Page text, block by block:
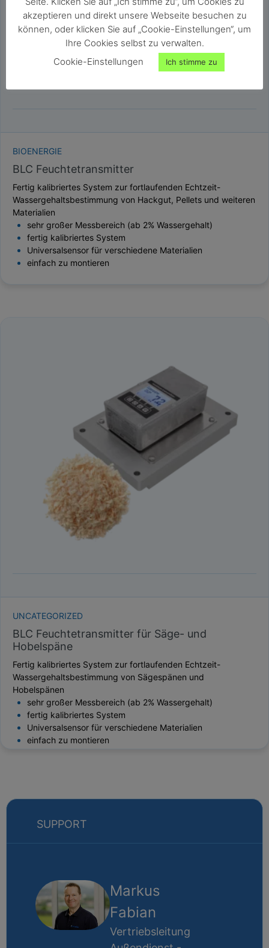
BIOENERGIE
BLC Feuchtetransmitter
Fertig kalibriertes System zur fortlaufenden Echtzeit-
Wassergehaltsbestimmung von Hackgut, Pellets und weiteren
Materialien
sehr großer Messbereich (ab 2% Wassergehalt)
fertig kalibriertes System
Universalsensor für verschiedene Materialien
einfach zu montieren
UNCATEGORIZED
BLC Feuchtetransmitter für Säge- und
Hobelspäne
Fertig kalibriertes System zur fortlaufenden Echtzeit-
Wassergehaltsbestimmung von Sägespänen und
Hobelspänen
sehr großer Messbereich (ab 2% Wassergehalt)
fertig kalibriertes System
Universalsensor für verschiedene Materialien
einfach zu montieren
SUPPORT
Markus
Fabian
Vertriebsleitung
akzeptieren und direkt unsere Webseite besuchen zu
können, oder klicken Sie auf „Cookie-Einstellungen“, um
Ihre Cookies selbst zu verwalten.
Cookie-Einstellungen
Ich stimme zu